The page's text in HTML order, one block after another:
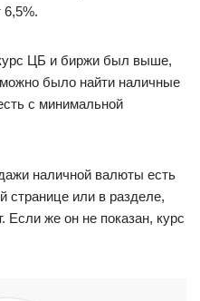
6,5%.
ЦБ и биржи был выше,
было найти наличные
с минимальной
наличной валюты есть
странице или в разделе,
же он не показан, курс